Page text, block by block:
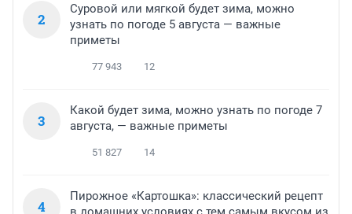
2
Суровой или мягкой будет зима, можно
узнать по погоде 5 августа — важные
приметы
77 943 12
3
Какой будет зима, можно узнать по погоде 7
августа, — важные приметы
51 827 14
4
Пирожное «Картошка»: классический рецепт